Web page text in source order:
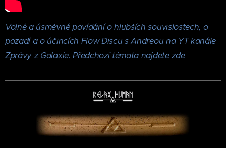
Volné a úsměvné povídání o hlubších souvislostech, o
pozadí a o účincích Flow Discu s Andreou na YT kanále
Zprávy z Galaxie. Předchozí témata najdete zde